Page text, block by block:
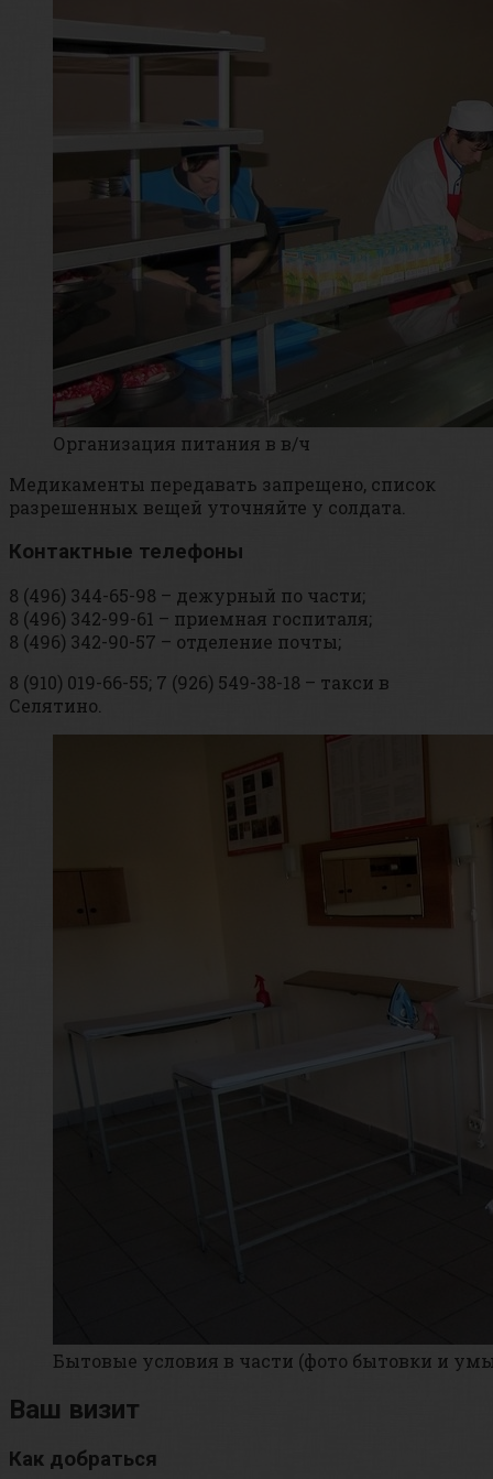
Организация питания в в/ч
Медикаменты передавать запрещено, список
разрешенных вещей уточняйте у солдата.
Контактные телефоны
8 (496) 344-65-98 – дежурный по части;
8 (496) 342-99-61 – приемная госпиталя;
8 (496) 342-90-57 – отделение почты;
8 (910) 019-66-55; 7 (926) 549-38-18 – такси в
Селятино.
Бытовые условия в части (фото бытовки и
Ваш визит
Как добраться